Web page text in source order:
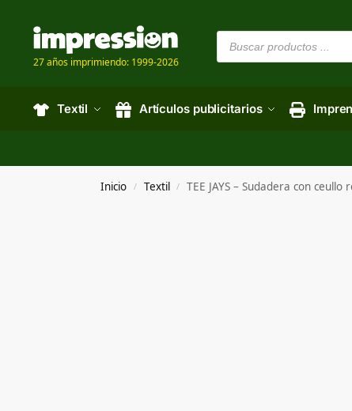
27 años imprimiendo: 1999-2026
Textil Artículos publicitarios
Inicio / Textil / TEE JAYS – Sudadera con ceullo